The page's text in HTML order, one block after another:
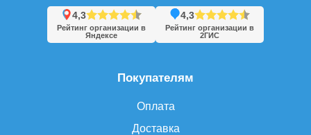
Покупателям
Оплата
Доставка
4,3
Рейтинг организации в
Яндексе
4,3
Рейтинг организации в
2ГИС